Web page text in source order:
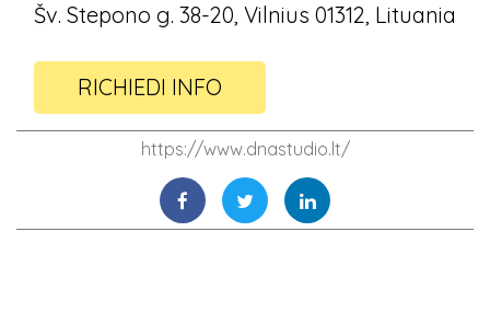
Šv. Stepono g. 38-20, Vilnius 01312, Lituania
RICHIEDI INFO
https://www.dnastudio.lt/